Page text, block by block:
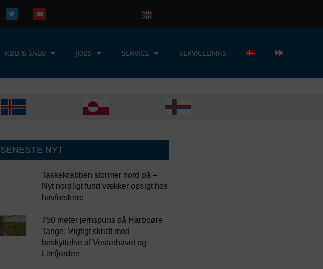
KØB & SALG JOBS SERVICE SERVICELINKS
SENESTE NYT
Taskekrabben stormer nord på –
Nyt nordligt fund vækker opsigt hos
havforskere
750 meter jernspuns på Harboøre
Tange: Vigtigt skridt mod
beskyttelse af Vesterhavet og
Limfjorden